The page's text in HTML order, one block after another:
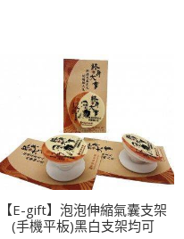
【E-gift】泡泡伸縮氣囊支架
(手機平板)黑白支架均可